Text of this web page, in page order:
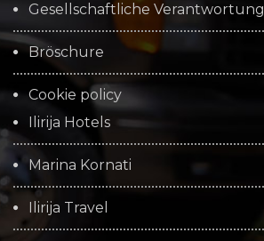
Gesellschaftliche Verantwortung
Bröschure
Cookie policy
Ilirija Hotels
Marina Kornati
Ilirija Travel